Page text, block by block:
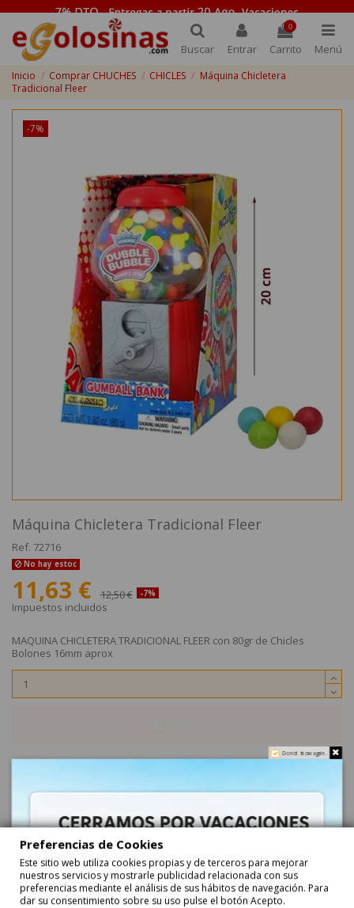
Buscar Entrar
0
Carrito Menú
Inicio Comprar CHUCHES CHICLES
Máquina Chicletera
Tradicional Fleer
-7%
Máquina Chicletera Tradicional Fleer
Ref. 72716
No hay estoc
11,63 € 12,50 € -7%
Impuestos incluidos
MAQUINA CHICLETERA TRADICIONAL FLEER con 80gr de Chicles
Bolones 16mm aprox
con azucar Surtido
Descripción
Do not show again.
Preferencias de Cookies
Este sitio web utiliza cookies propias y de terceros para mejorar
nuestros servicios y mostrarle publicidad relacionada con sus
preferencias mediante el análisis de sus hábitos de navegación. Para
dar su consentimiento sobre su uso pulse el botón Acepto.